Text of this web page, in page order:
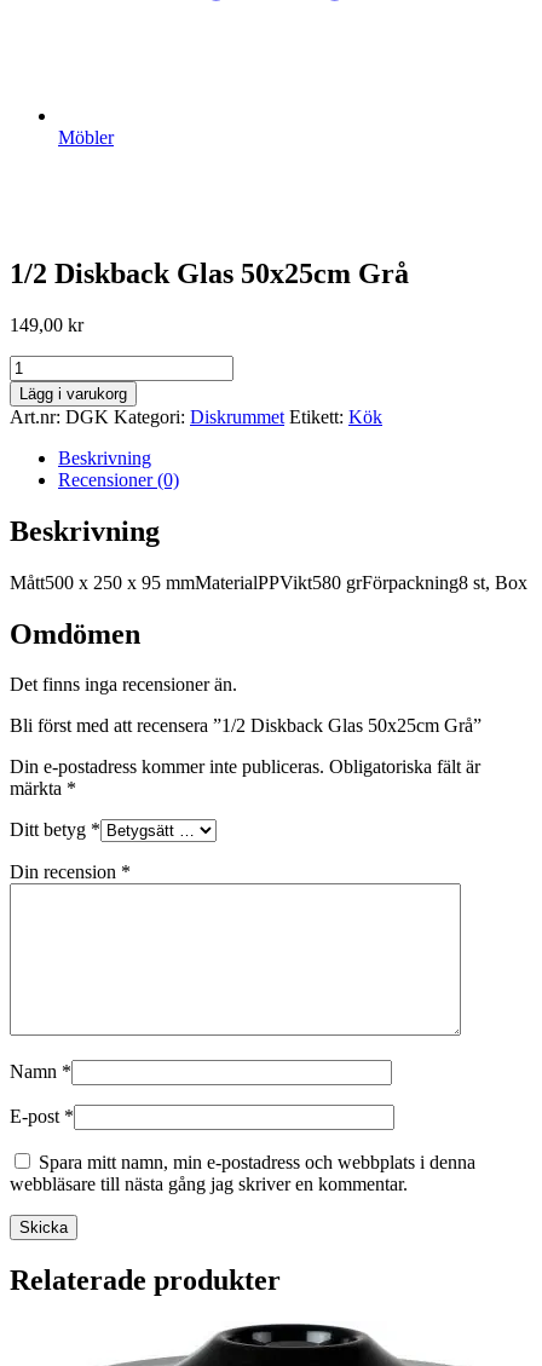
Möbler
1/2 Diskback Glas 50x25cm Grå
149,00 kr
1/2
Diskback
Glas
50x25cm
mängd
Lägg i varukorg
Art.nr: DGK Kategori: Diskrummet Etikett: Kök
Beskrivning
Recensioner (0)
Beskrivning
Mått500 x 250 x 95 mmMaterialPPVikt580 grFörpackning8 st, Box
Omdömen
Det finns inga recensioner än.
Bli först med att recensera ”1/2 Diskback Glas 50x25cm Grå”
Din e-postadress kommer inte publiceras. Obligatoriska fält är
märkta *
Ditt betyg *
Din recension *
Namn *
E-post *
Spara mitt namn, min e-postadress och webbplats i denna
webbläsare till nästa gång jag skriver en kommentar.
Relaterade produkter